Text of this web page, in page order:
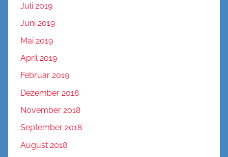
Juli 2019
Juni 2019
Mai 2019
April 2019
Februar 2019
Dezember 2018
November 2018
September 2018
August 2018